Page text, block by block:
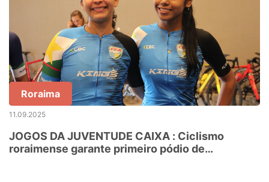
Roraima
11.09.2025
JOGOS DA JUVENTUDE CAIXA : Ciclismo
roraimense garante primeiro pódio de